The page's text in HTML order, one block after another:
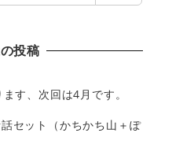
投稿
す、次回は4月です。
セット（かちかち山＋ぽ